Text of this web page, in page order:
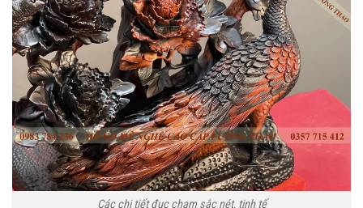
Các chi tiết đục chạm sắc nét, tinh tế